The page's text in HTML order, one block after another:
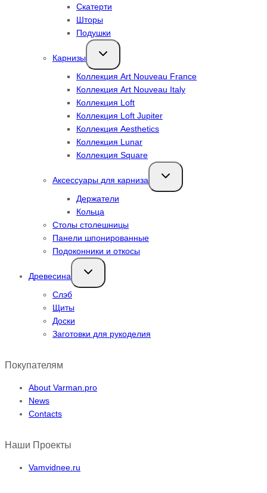
Скатерти
Шторы
Подушки
Карнизы
Переключить
дочернее
Коллекция Art Nouveau France
Коллекция Art Nouveau Italy
Коллекция Loft
Коллекция Loft Jupiter
Коллекция Aesthetics
Коллекция Lunar
Коллекция Square
Аксессуары для карниза
Переключить
дочернее
Держатели
Кольца
Столы столешницы
Панели шпонированные
Подоконники и откосы
Древесина
Переключить
дочернее
Слэб
Щиты
Доски
Заготовки для рукоделия
Покупателям
About Varman.pro
News
Contacts
Наши Проекты
Vamvidnee.ru